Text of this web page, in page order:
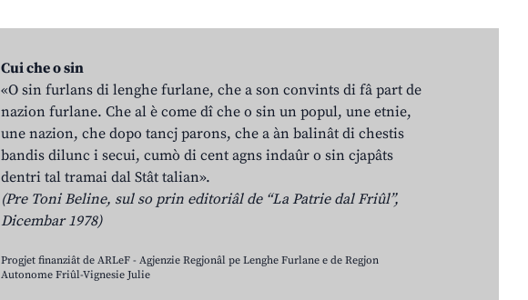
Cui che o sin
«O sin furlans di lenghe furlane, che a son convints di fâ part de
nazion furlane. Che al è come dî che o sin un popul, une etnie,
une nazion, che dopo tancj parons, che a àn balinât di chestis
bandis dilunc i secui, cumò di cent agns indaûr o sin cjapâts
dentri tal tramai dal Stât talian».
(Pre Toni Beline, sul so prin editoriâl de “La Patrie dal Friûl”,
Dicembar 1978)
Progjet finanziât de ARLeF - Agjenzie Regjonâl pe Lenghe Furlane e de Regjon
Autonome Friûl-Vignesie Julie